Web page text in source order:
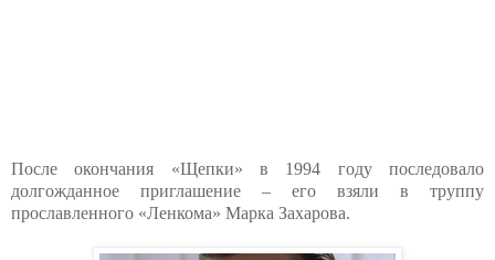
После окончания «Щепки» в 1994 году последовало
долгожданное приглашение – его взяли в труппу
прославленного «Ленкома» Марка Захарова.